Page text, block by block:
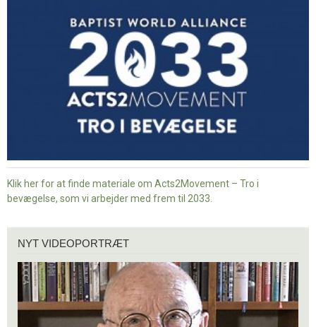
Klik her for at finde materiale om Acts2Movement – Tro i
bevægelse, som vi arbejder med frem til 2033.
videoportræt
NYT VIDEOPORTRÆT